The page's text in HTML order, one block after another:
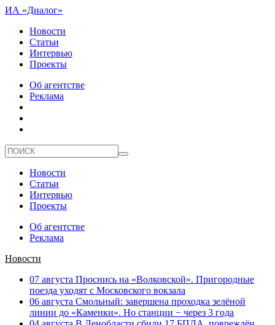
ИА «Диалог»
Новости
Статьи
Интервью
Проекты
Об агентстве
Реклама
Новости
Статьи
Интервью
Проекты
Об агентстве
Реклама
Новости
07 августа Проснись на «Волковской». Пригородные
поезда уходят с Московского вокзала
06 августа Смольный: завершена проходка зелёной
линии до «Каменки». Но станции − через 3 года